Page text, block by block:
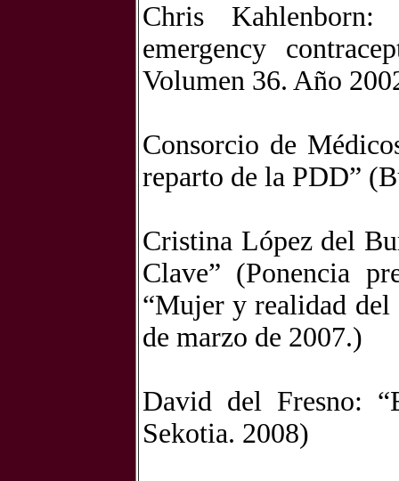
Chris
emergency
Volumen 36. Año
Consorcio de
reparto de la PDD”
Cristina López del
Clave” (Ponencia
“Mujer y realidad del
de marzo de 2007.)
David del Fresno:
Sekotia. 2008)